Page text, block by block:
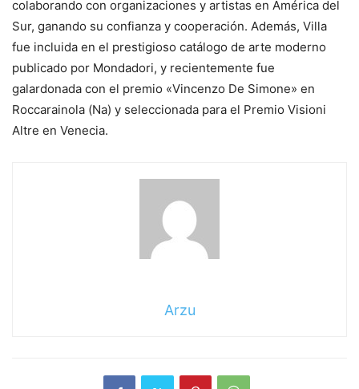
colaborando con organizaciones y artistas en América del
Sur, ganando su confianza y cooperación. Además, Villa
fue incluida en el prestigioso catálogo de arte moderno
publicado por Mondadori, y recientemente fue
galardonada con el premio «Vincenzo De Simone» en
Roccarainola (Na) y seleccionada para el Premio Visioni
Altre en Venecia.
Arzu